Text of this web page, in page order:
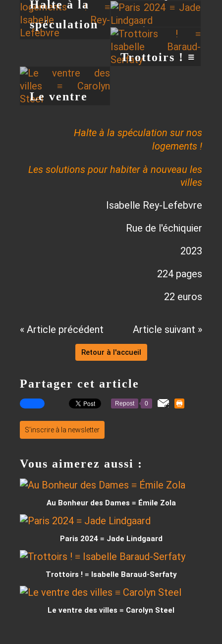
Halte à la
spéculation
≡ Isabelle
Rey-
Au Bonheur
des Dames ≡
Émile Zola
Paris 2024 ≡
Jade
Trottoirs ! ≡
Le ventre
CarolynHalte à la spéculation sur nos
logements !
Les solutions pour habiter à nouveau les
villes
Isabelle Rey-Lefebvre
Rue de l'échiquier
2023
224 pages
22 euros
« Article précédent Article suivant »
Retour à l'accueil
Partager cet article
Repost 0
S'inscrire à la newsletter
Vous aimerez aussi :
Au Bonheur des Dames ≡ Émile Zola
Paris 2024 ≡ Jade Lindgaard
Trottoirs ! ≡ Isabelle Baraud-Serfaty
Le ventre des villes ≡ Carolyn Steel